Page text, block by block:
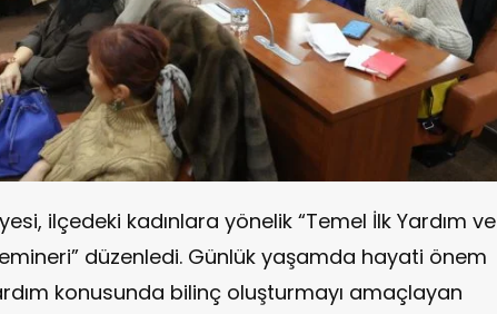
, ilçedeki kadınlara yönelik “Temel İlk Yardım ve
düzenledi. Günlük yaşamda hayati önem
konusunda bilinç oluşturmayı amaçlayan